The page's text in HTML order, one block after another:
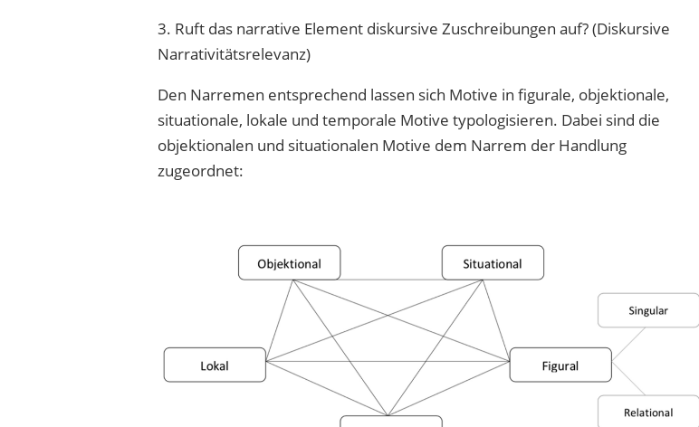
3. Ruft das narrative Element diskursive Zuschreibungen auf? (Diskursive
Narrativitätsrelevanz)
Den Narremen entsprechend lassen sich Motive in figurale, objektionale,
situationale, lokale und temporale Motive typologisieren. Dabei sind die
objektionalen und situationalen Motive dem Narrem der Handlung
zugeordnet: